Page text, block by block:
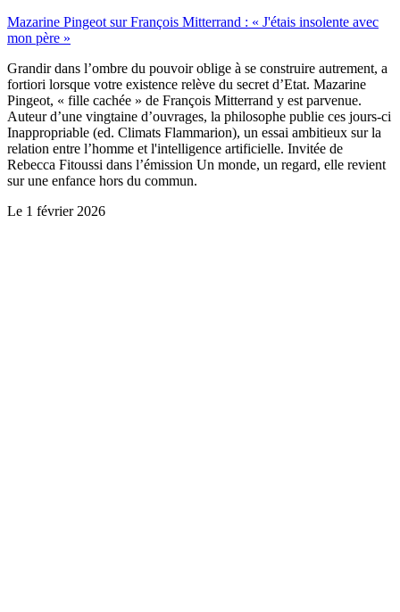
Mazarine Pingeot sur François Mitterrand : « J'étais insolente avec
mon père »
Grandir dans l’ombre du pouvoir oblige à se construire autrement, a
fortiori lorsque votre existence relève du secret d’Etat. Mazarine
Pingeot, « fille cachée » de François Mitterrand y est parvenue.
Auteur d’une vingtaine d’ouvrages, la philosophe publie ces jours-ci
Inappropriable (ed. Climats Flammarion), un essai ambitieux sur la
relation entre l’homme et l'intelligence artificielle. Invitée de
Rebecca Fitoussi dans l’émission Un monde, un regard, elle revient
sur une enfance hors du commun.
Le 1 février 2026